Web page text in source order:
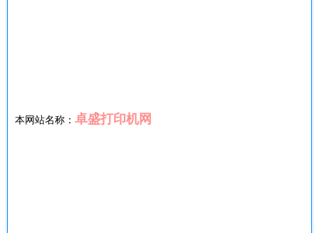
本网站名称： 卓盛打印机网